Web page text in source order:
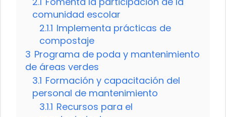
comunidad escolar
2.1.1 Implementa prácticas de
compostaje
3 Programa de poda y mantenimiento
de áreas verdes
3.1 Formación y capacitación del
personal de mantenimiento
3.1.1 Recursos para el